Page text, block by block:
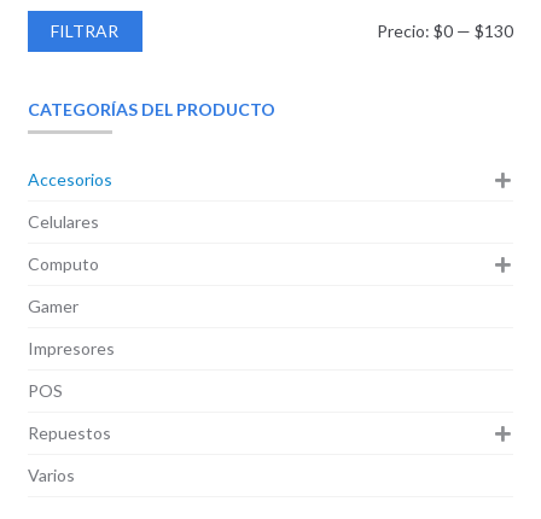
FILTRAR Precio:$0 —$130
CATEGORÍAS DEL PRODUCTO
Accesorios
Celulares
Computo
Gamer
Impresores
POS
Repuestos
Varios